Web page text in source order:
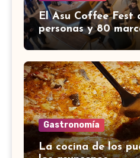
El Asu Coffee Fest
personas y 80
Gastronomía
La cocina de los